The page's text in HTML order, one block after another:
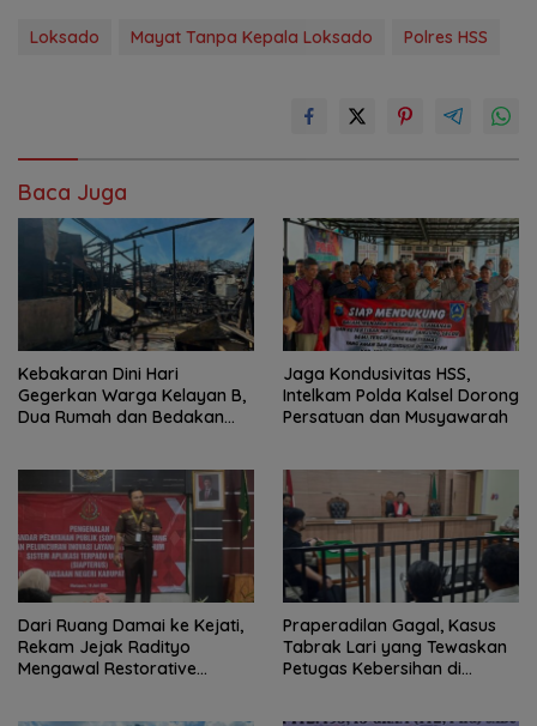
Loksado Mayat Tanpa Kepala Loksado Polres HSS
Baca Juga
Kebakaran Dini Hari
Gegerkan Warga Kelayan B,
Dua Rumah dan Bedakan
Jaga Kondusivitas HSS,
Intelkam Polda Kalsel Dorong
Persatuan dan Musyawarah
Dari Ruang Damai ke Kejati,
Rekam Jejak Radityo
Mengawal Restorative
Praperadilan Gagal, Kasus
Tabrak Lari yang Tewaskan
Petugas Kebersihan di